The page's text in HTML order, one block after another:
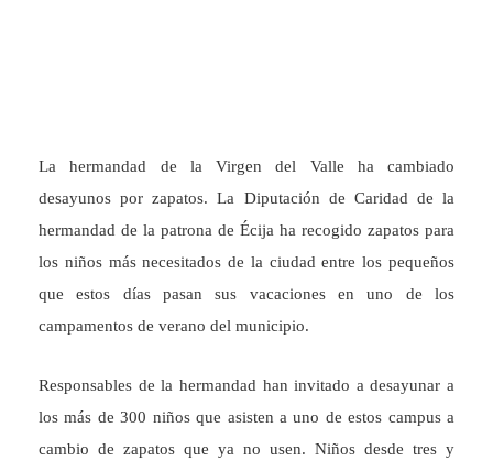
La hermandad de la Virgen del Valle ha cambiado
desayunos por zapatos. La Diputación de Caridad de la
hermandad de la patrona de Écija ha recogido zapatos para
los niños más necesitados de la ciudad entre los pequeños
que estos días pasan sus vacaciones en uno de los
campamentos de verano del municipio.
Responsables de la hermandad han invitado a desayunar a
los más de 300 niños que asisten a uno de estos campus a
cambio de zapatos que ya no usen. Niños desde tres y